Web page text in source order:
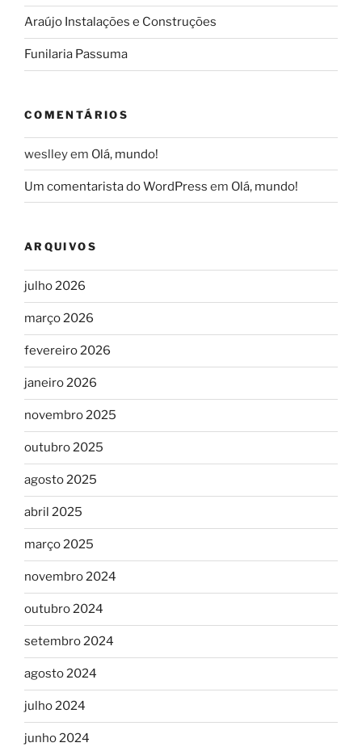
Araújo Instalações e Construções
Funilaria Passuma
COMENTÁRIOS
weslleyem Olá, mundo!
Um comentarista do WordPress em Olá, mundo!
ARQUIVOS
julho 2026
março 2026
fevereiro 2026
janeiro 2026
novembro 2025
outubro 2025
agosto 2025
abril 2025
março 2025
novembro 2024
outubro 2024
setembro 2024
agosto 2024
julho 2024
junho 2024